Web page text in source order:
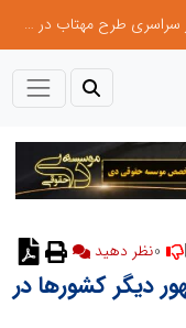
جمع‌آوری 183 برق غیرمجاز در شانزدهمین مانور سراسری طرح مهتاب در استان تهران
نظر دهید
دیگر کشورها در